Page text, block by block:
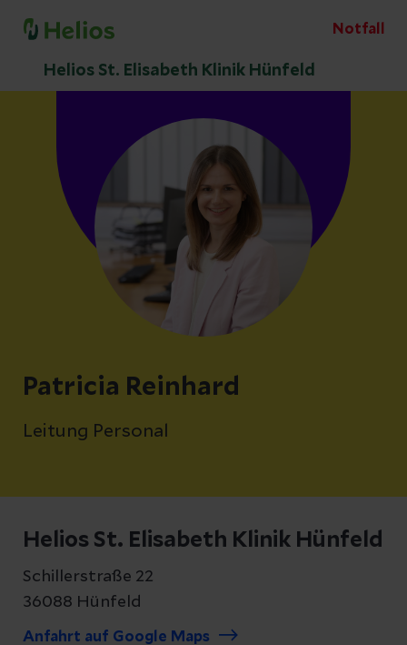
Notfall
Helios St. Elisabeth Klinik Hünfeld
Patricia Reinhard
Leitung Personal
Helios St. Elisabeth Klinik Hünfeld
Schillerstraße 22
36088 Hünfeld
Anfahrt auf Google Maps